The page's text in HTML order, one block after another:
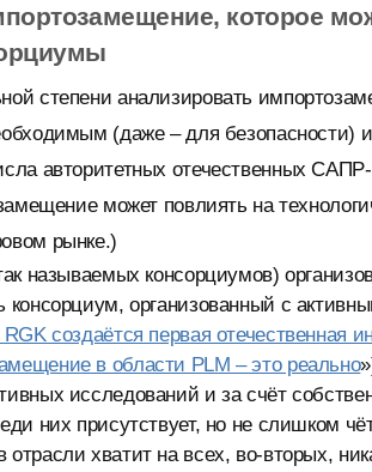
которое
степени анализировать
(даже – для безопасности)
авторитетных отечественных
может повлиять на
рынке.)
называемых консорциумов)
консорциум, организованный с
создаётся первая отечественная
в области PLM – это реально
исследований и за счёт
них присутствует, но не слишком
хватит на всех, во-вторых,